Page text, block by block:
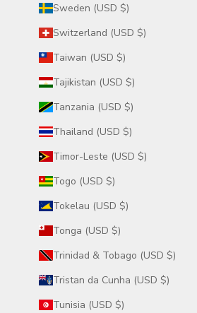
Sweden (USD $)
Switzerland (USD $)
Taiwan (USD $)
Tajikistan (USD $)
Tanzania (USD $)
Thailand (USD $)
Timor-Leste (USD $)
Togo (USD $)
Tokelau (USD $)
Tonga (USD $)
Trinidad & Tobago (USD $)
Tristan da Cunha (USD $)
Tunisia (USD $)